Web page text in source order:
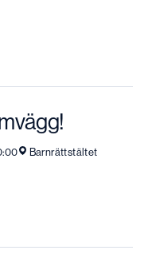
Barnrättstältet